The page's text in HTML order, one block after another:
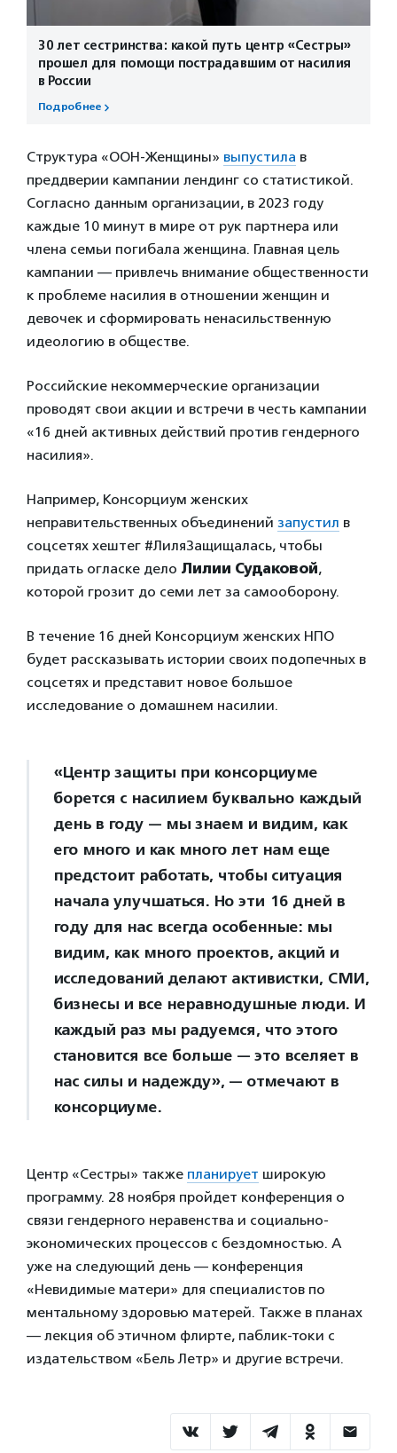
30 лет сестринства: какой путь центр «Сестры»
прошел для помощи пострадавшим от насилия
в России
Подробнее
Структура «ООН-Женщины» выпустила в
преддверии кампании лендинг со статистикой.
Согласно данным организации, в 2023 году
каждые 10 минут в мире от рук партнера или
члена семьи погибала женщина. Главная цель
кампании — привлечь внимание общественности
к проблеме насилия в отношении женщин и
девочек и сформировать ненасильственную
идеологию в обществе.
Российские некоммерческие организации
проводят свои акции и встречи в честь кампании
«16 дней активных действий против гендерного
насилия».
Например, Консорциум женских
неправительственных объединений запустил в
соцсетях хештег #ЛиляЗащищалась, чтобы
придать огласке дело Лилии Судаковой,
которой грозит до семи лет за самооборону.
В течение 16 дней Консорциум женских НПО
будет рассказывать истории своих подопечных в
соцсетях и представит новое большое
исследование о домашнем насилии.
«Центр защиты при консорциуме
борется с насилием буквально каждый
день в году — мы знаем и видим, как
его много и как много лет нам еще
предстоит работать, чтобы ситуация
начала улучшаться. Но эти 16 дней в
году для нас всегда особенные: мы
видим, как много проектов, акций и
исследований делают активистки, СМИ,
бизнесы и все неравнодушные люди. И
каждый раз мы радуемся, что этого
становится все больше — это вселяет в
нас силы и надежду», — отмечают в
консорциуме.
Центр «Сестры» также планирует широкую
программу. 28 ноября пройдет конференция о
связи гендерного неравенства и социально-
экономических процессов с бездомностью. А
уже на следующий день — конференция
«Невидимые матери» для специалистов по
ментальному здоровью матерей. Также в планах
— лекция об этичном флирте, паблик-токи с
издательством «Бель Летр» и другие встречи.